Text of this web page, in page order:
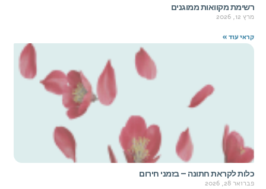
רשימת מקוואות ממוגנים
מרץ 12, 2026
קראי עוד »
כלות לקראת חתונה – בזמני חירום
פברואר 28, 2026